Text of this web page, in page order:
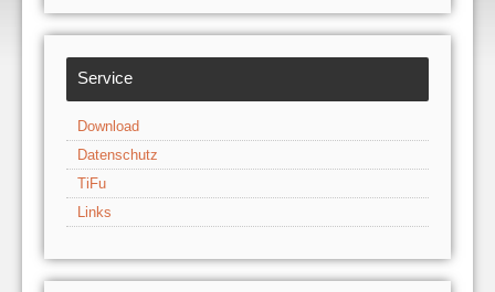
Service
Download
Datenschutz
TiFu
Links